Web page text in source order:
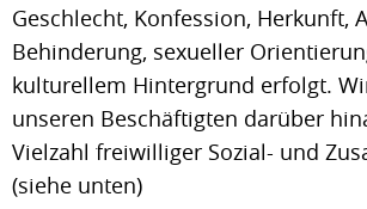
Geschlecht, Konfession, Herkunft,
Behinderung, sexueller
kulturellem Hintergrund erfolgt.
unseren Beschäftigten darüber
Vielzahl freiwilliger Sozial- und
(siehe unten)